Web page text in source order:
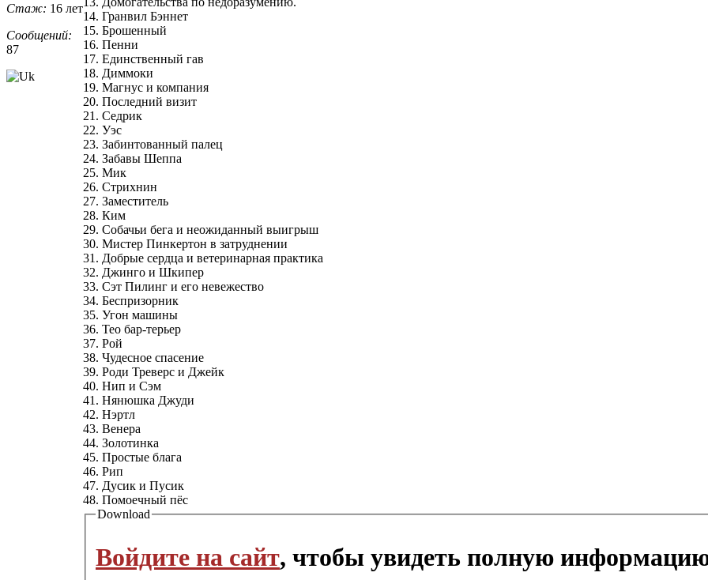
Стаж: 16 лет
Сообщений:
87
14. Гранвил Бэннет
15. Брошенный
16. Пенни
17. Единственный гав
18. Диммоки
19. Магнус и компания
20. Последний визит
21. Седрик
22. Уэс
23. Забинтованный палец
24. Забавы Шеппа
25. Мик
26. Стрихнин
27. Заместитель
28. Ким
29. Собачьи бега и неожиданный выигрыш
30. Мистер Пинкертон в затруднении
31. Добрые сердца и ветеринарная практика
32. Джинго и Шкипер
33. Сэт Пилинг и его невежество
34. Беспризорник
35. Угон машины
36. Тео бар-терьер
37. Рой
38. Чудесное спасение
39. Роди Треверс и Джейк
40. Нип и Сэм
41. Нянюшка Джуди
42. Нэртл
43. Венера
44. Золотинка
45. Простые блага
46. Рип
47. Дусик и Пусик
48. Помоечный пёс
Download
Войдите на сайт, чтобы увидеть полную